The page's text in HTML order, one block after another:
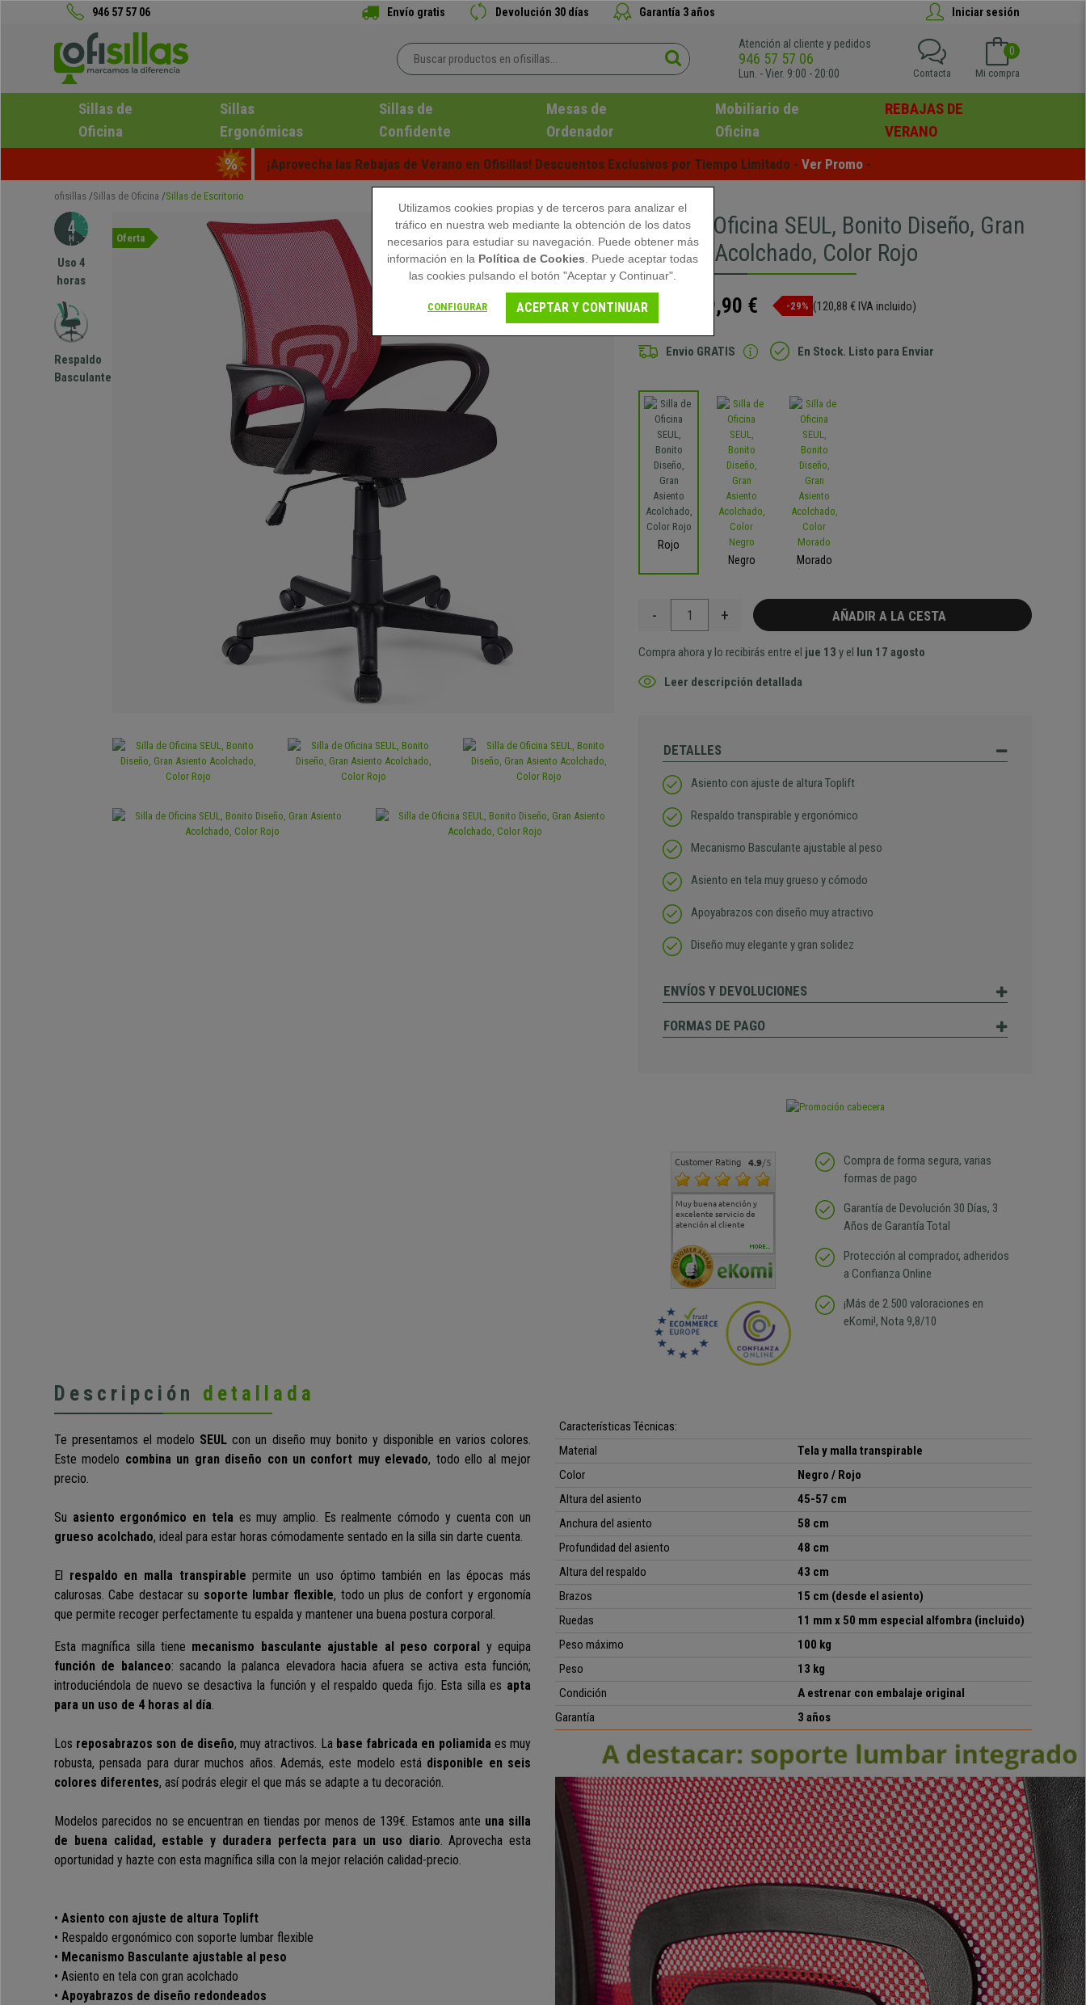
946 57 57 06 Envío gratis Devolución 30 días Garantía 3 años Iniciar sesión
Atención al cliente y pedidos
946 57 57 06
Lun. - Vier. 9:00 - 20:00
0
Mi compra
Contacta
Sillas de
Oficina
Sillas
Ergonómicas
Sillas de
Confidente
Mesas de
Ordenador
Mobiliario de
Oficina
REBAJAS DE
VERANO
¡Aprovecha las Rebajas de Verano en Ofisillas! Descuentos Exclusivos por Tiempo Limitado - Ver Promo -
ofisillas Sillas de Oficina Sillas de Escritorio
Uso 4
horas
Respaldo
Basculante
Oferta
Silla de Oficina SEUL, Bonito Diseño, Gran
Asiento Acolchado, Color Rojo
139,90 € 99,90 € -29% (120,88 € IVA incluido)
Envio GRATIS En Stock. Listo para Enviar
Rojo
Negro
Morado
- + AÑADIR A LA CESTA
Compra ahora y lo recibirás entre el jue 13 y el lun 17 agosto
Leer descripción detallada
DETALLES
Asiento con ajuste de altura Toplift
Respaldo transpirable y ergonómico
Mecanismo Basculante ajustable al peso
Asiento en tela muy grueso y cómodo
Apoyabrazos con diseño muy atractivo
Diseño muy elegante y gran solidez
ENVÍOS Y DEVOLUCIONES
FORMAS DE PAGO
Customer Rating 4.9/5
Muy buena atención y
excelente servicio de
atención al cliente
Muy buena atención de
cara al asesoramiento
comercial y el envío ha
Si estoy contento
Excelente relacion
calidad precio Plazo de
MORE...
Compra de forma segura, varias
formas de pago
Garantía de Devolución 30 Días, 3
Años de Garantía Total
Protección al comprador, adheridos
a Confianza Online
¡Más de 2.500 valoraciones en
eKomi!, Nota 9,8/10
Descripción detallada
Te presentamos el modelo SEUL con un diseño muy bonito y disponible en varios colores.
Este modelo combina un gran diseño con un confort muy elevado, todo ello al mejor
precio.
Su asiento ergonómico en tela es muy amplio. Es realmente cómodo y cuenta con un
grueso acolchado, ideal para estar horas cómodamente sentado en la silla sin darte cuenta.
El respaldo en malla transpirable permite un uso óptimo también en las épocas más
calurosas. Cabe destacar su soporte lumbar flexible, todo un plus de confort y ergonomía
que permite recoger perfectamente tu espalda y mantener una buena postura corporal.
Esta magnífica silla tiene mecanismo basculante ajustable al peso corporal
y equipa
función de balanceo: sacando la palanca elevadora hacia afuera se activa esta función;
introduciéndola de nuevo se desactiva la función y el respaldo queda fijo. Esta silla es apta
para un uso de 4 horas al día.
Los reposabrazos son de diseño, muy atractivos. La base fabricada en poliamida es muy
robusta, pensada para durar muchos años. Además, este modelo está disponible en seis
colores diferentes, así podrás elegir el que más se adapte a tu decoración.
Modelos parecidos no se encuentran en tiendas por menos de 139€. Estamos ante una silla
de buena calidad, estable y duradera perfecta para un uso diario.Aprovecha esta
oportunidad y hazte con esta magnífica silla con la mejor relación calidad-precio.
• Asiento con ajuste de altura Toplift
• Respaldo ergonómico con soporte lumbar flexible
• Mecanismo Basculante ajustable al peso
• Asiento en tela con gran acolchado
• Apoyabrazos de diseño redondeados
Características Técnicas:
Material
Tela y malla transpirable
Color
Negro / Rojo
Altura del asiento
45-57 cm
Anchura del asiento
58 cm
Profundidad del asiento
48 cm
Altura del respaldo
43 cm
Brazos
15 cm (desde el asiento)
Ruedas
11 mm x 50 mm especial alfombra (incluido)
Peso máximo
100 kg
Peso
13 kg
Condición
A estrenar con embalaje original
Garantía
3 años
Utilizamos cookies propias y de terceros para analizar el
tráfico en nuestra web mediante la obtención de los datos
necesarios para estudiar su navegación. Puede obtener más
información en la Política de Cookies . Puede aceptar todas
las cookies pulsando el botón "Aceptar y Continuar".
CONFIGURAR ACEPTAR Y CONTINUAR